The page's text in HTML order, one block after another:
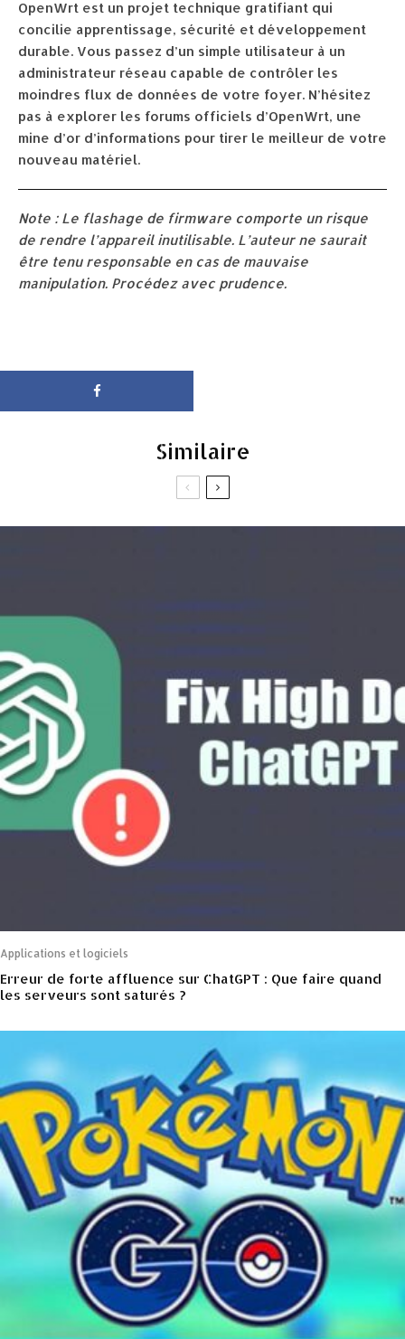
OpenWrt est un projet technique gratifiant qui
concilie apprentissage, sécurité et développement
durable. Vous passez d’un simple utilisateur à un
administrateur réseau capable de contrôler les
moindres flux de données de votre foyer. N’hésitez
pas à explorer les forums officiels d’OpenWrt, une
mine d’or d’informations pour tirer le meilleur de votre
nouveau matériel.
Note : Le flashage de firmware comporte un risque
de rendre l’appareil inutilisable. L’auteur ne saurait
être tenu responsable en cas de mauvaise
manipulation. Procédez avec prudence.
Similaire
Applications et logiciels
Erreur de forte affluence sur ChatGPT : Que faire quand
les serveurs sont saturés ?